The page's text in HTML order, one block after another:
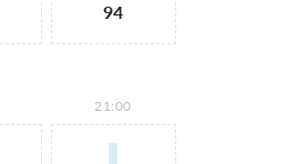
94
21:00